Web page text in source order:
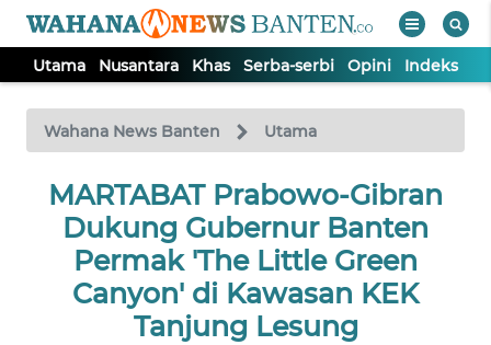
Utama Nusantara Khas Serba-serbi Opini Indeks
Wahana News Banten Utama
MARTABAT Prabowo-Gibran
Dukung Gubernur Banten
Permak 'The Little Green
Canyon' di Kawasan KEK
Tanjung Lesung
TV
Tutup
UTAMA
NUSANTARA